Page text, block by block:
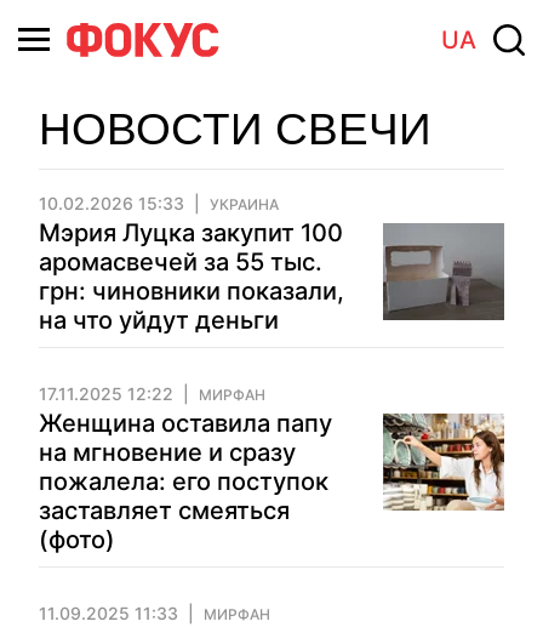
UA
НОВОСТИ СВЕЧИ
10.02.2026 15:33 УКРАИНА
Мэрия Луцка закупит 100
аромасвечей за 55 тыс.
грн: чиновники показали,
на что уйдут деньги
17.11.2025 12:22 МИРФАН
Женщина оставила папу
на мгновение и сразу
пожалела: его поступок
заставляет смеяться
(фото)
11.09.2025 11:33 МИРФАН